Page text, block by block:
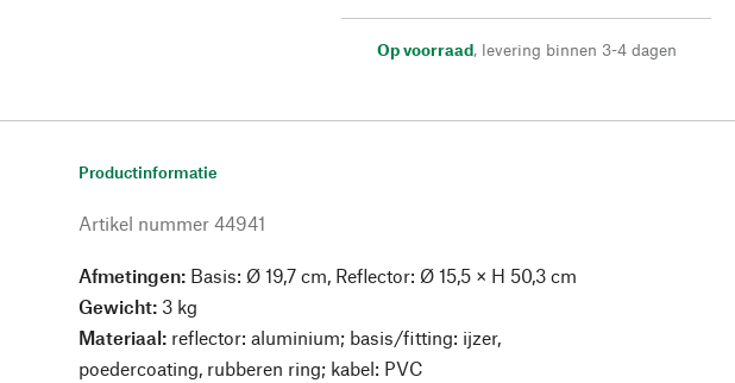
Op voorraad, levering binnen 3-4 dagen
Productinformatie
Artikel nummer 44941
Afmetingen: Basis: Ø 19,7 cm, Reflector: Ø 15,5 × H 50,3 cm
Gewicht: 3 kg
Materiaal: reflector: aluminium; basis/fitting: ijzer,
poedercoating, rubberen ring; kabel: PVC